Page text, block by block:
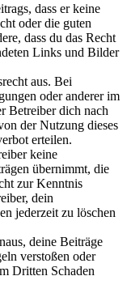
dass er keine
oder die guten
dass du das Recht
Links und Bilder
aus. Bei
oder anderer im
Betreiber dich nach
der Nutzung dieses
erteilen.
keine
übernimmt, die
zur Kenntnis
dein
jederzeit zu löschen
deine Beiträge
verstoßen oder
Dritten Schaden